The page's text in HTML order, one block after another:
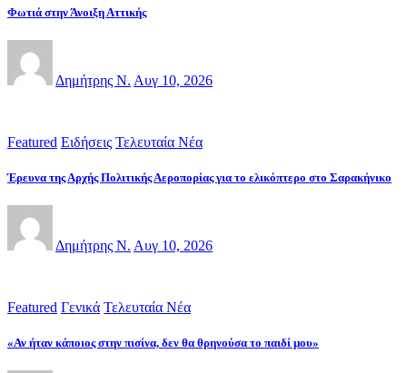
Φωτιά στην Άνοιξη Αττικής
Δημήτρης Ν. Αυγ 10, 2026
Featured Ειδήσεις Τελευταία Νέα
Έρευνα της Αρχής Πολιτικής Αεροπορίας για το ελικόπτερο στο Σαρακήνικο
Δημήτρης Ν. Αυγ 10, 2026
Featured Γενικά Τελευταία Νέα
«Αν ήταν κάποιος στην πισίνα, δεν θα θρηνούσα το παιδί μου»